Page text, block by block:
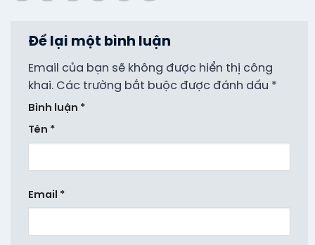
Để lại một bình luận
Email của bạn sẽ không được hiển thị công
khai. Các trường bắt buộc được đánh dấu *
Bình luận *
Tên *
Email *